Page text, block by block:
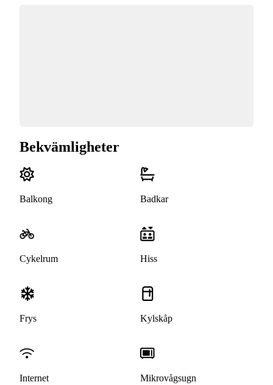
Bekvämligheter
Balkong Badkar
Cykelrum Hiss
Frys Kylskåp
Internet Mikrovågsugn